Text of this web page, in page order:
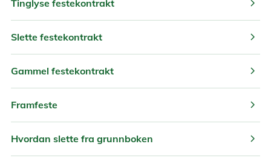
Tinglyse festekontrakt
Slette festekontrakt chevron_right
Gammel festekontrakt chevron_right
Framfeste chevron_right
Hvordan slette fra grunnboken chevron_right